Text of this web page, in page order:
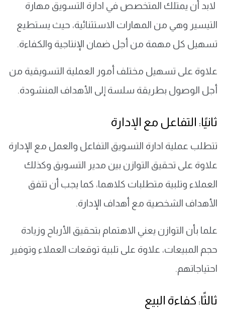
لابد أن يمتلك المتخصص في ادارة التسويق مهارة
التيسير وهي من المهارات الاستثنائية، حيث يستطيع
تسهيل كل مهمة من أجل ضمان الإنتاجية والكفاءة.
علاوة على تسهيل مختلف أمور العملية التسويقية من
أجل الوصول بطريقة سلسة إلى الأهداف المنشودة.
ثانيًا: التفاعل مع الإدارة
تتطلب عملية ادارة التسويق التفاعل والعمل مع الإدارة
علاوة على تحقيق التوازن بين مدير التسويق وكذلك
العملاء وتلبية متطلبات كلاهما، كما يجب أن تتفق
الأهداف الشخصية مع أهداف الإدارة.
علما بأن التوازن يعني الاهتمام بتحقيق الأرباح وزيادة
حجم المبيعات، علاوة على تلبية توقعات العملاء وتوفير
احتياجاتهم.
ثالثًا: كفاءة البيع